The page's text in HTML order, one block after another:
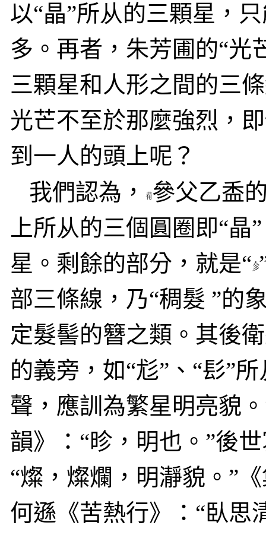
以“晶”所从的三顆星，
多。再者，朱芳圃的“光
三顆星和人形之間的三
光芒不至於那麼強烈，
到一人的頭上呢？
我們認為，
參父乙盉
上所从的三個圓圈即“晶
星。剩餘的部分，就是“
部三條線，乃“稠髮 ”的
定髮髻的簪之類。其後
的義旁，如“尨”、“髟”所
聲，應訓為繁星明亮貌。
韻》：“昣 ，明也。”後
“燦，燦爛，明瀞貌。”
何遜《苦熱行》：“臥思